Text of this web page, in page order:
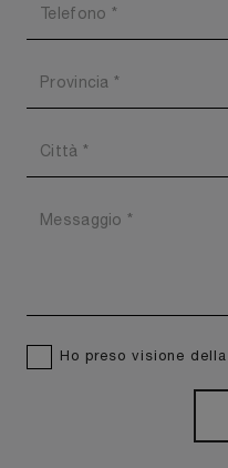
Ho preso visione della